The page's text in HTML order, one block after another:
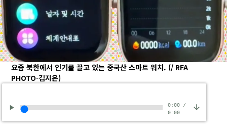
요즘 북한에서 인기를 끌고 있는 중국산 스마트 워치. (/ RFA
PHOTO-김지은)
0:00/
0:00